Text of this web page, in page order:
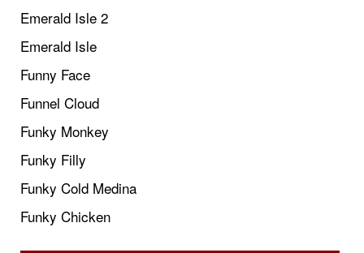
Emerald Isle 2
Emerald Isle
Funny Face
Funnel Cloud
Funky Monkey
Funky Filly
Funky Cold Medina
Funky Chicken